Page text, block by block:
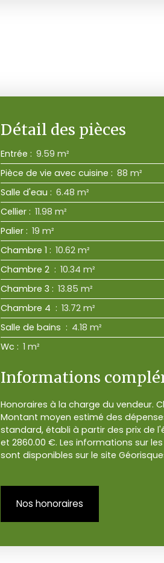
Détail des pièces
Entrée : 9.59 m²
Pièce de vie avec cuisine : 88 m²
Salle d'eau : 6.48 m²
Cellier : 11.98 m²
Palier : 19 m²
Chambre 1 : 10.62 m²
Chambre 2 : 10.34 m²
Chambre 3 : 13.85 m²
Chambre 4 : 13.72 m²
Salle de bains : 4.18 m²
Wc : 1 m²
Informations
Honoraires à la charge du vendeur.
Montant moyen estimé des
standard, établi à partir des prix de
et 2860.00 €. Les informations sur
sont disponibles sur le site
Nos honoraires